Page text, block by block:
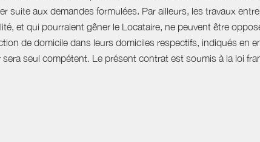
suite aux demandes formulées. Par ailleurs, les travaux
et qui pourraient gêner le Locataire, ne peuvent être
de domicile dans leurs domiciles respectifs, indiqués en
seul compétent. Le présent contrat est soumis à la loi